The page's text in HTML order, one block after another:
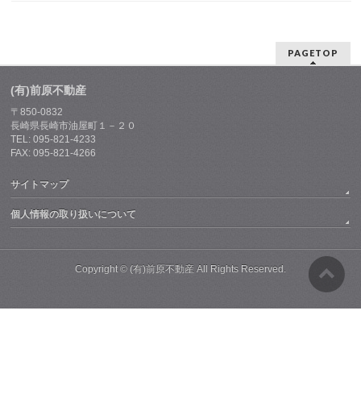
PAGETOP
(有)前原不動産
〒850-0832
長崎県長崎市油屋町１－２０
TEL: 095-821-4233
FAX: 095-821-4266
サイトマップ
個人情報の取り扱いについて
Copyright © (有)前原不動産All Rights Reserved.